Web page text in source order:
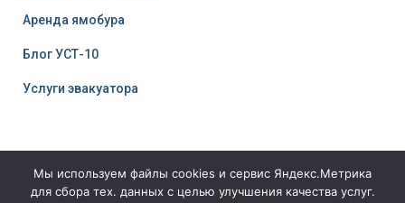
Аренда ямобура
Блог УСТ-10
Услуги эвакуатора
Мы используем файлы cookies и сервис Яндекс.Метрика
для сбора тех. данных с целью улучшения качества услуг.